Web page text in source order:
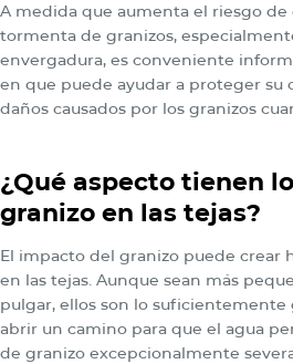
A medida que aumenta el riesgo de
tormenta de granizos,
envergadura, es conveniente
en que puede ayudar a proteger su
daños causados por los granizos
¿Qué aspecto tienen
granizo en las tejas?
El impacto del granizo puede crear
en las tejas. Aunque sean más
pulgar, ellos son lo suficientemente
abrir un camino para que el agua
de granizo excepcionalmente